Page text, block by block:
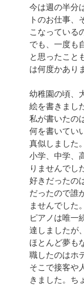
今は週の半分
トのお仕事、
こなっている
でも、一度も
と思ったこと
は何度かあり
幼稚園の頃、
絵を書きまし
私が書いたの
何を書いてい
真似しました
小学、中学、
りませんでし
好きだったの
だったので誰
ませんでした。
ピアノは唯一
達しましたが
ほとんど夢も
職したのはホ
そこで接客や
きました。ち